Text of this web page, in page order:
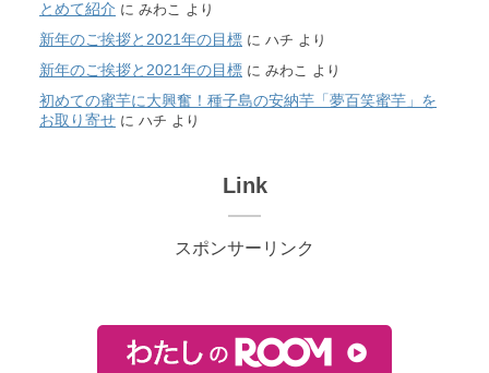
とめて紹介 に みわこ より
新年のご挨拶と2021年の目標 に ハチ より
新年のご挨拶と2021年の目標 に みわこ より
初めての蜜芋に大興奮！種子島の安納芋「夢百笑蜜芋」を
お取り寄せ に ハチ より
Link
スポンサーリンク